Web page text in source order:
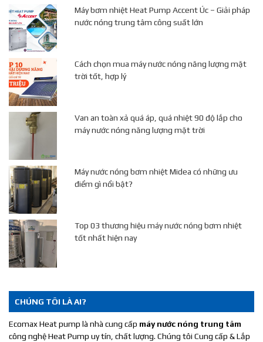
Máy bơm nhiệt Heat Pump Accent Úc – Giải pháp
nước nóng trung tâm công suất lớn
Cách chọn mua máy nước nóng năng lượng mặt
trời tốt, hợp lý
Van an toàn xả quá áp, quá nhiệt 90 độ lắp cho
máy nước nóng năng lượng mặt trời
Máy nước nóng bơm nhiệt Midea có những ưu
điểm gì nổi bật?
Top 03 thương hiệu máy nước nóng bơm nhiệt
tốt nhất hiện nay
CHÚNG TÔI LÀ AI?
Ecomax Heat pump là nhà cung cấp máy nước nóng trung tâm
công nghệ Heat Pump uy tín, chất lượng. Chúng tôi Cung cấp & Lắp